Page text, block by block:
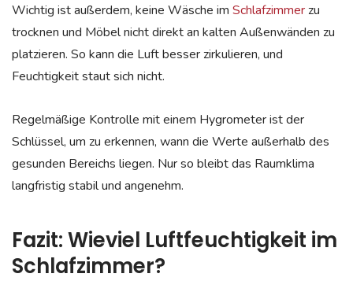
Wichtig ist außerdem, keine Wäsche im Schlafzimmerzu
trocknen und Möbel nicht direkt an kalten Außenwänden zu
platzieren. So kann die Luft besser zirkulieren, und
Feuchtigkeit staut sich nicht.
Regelmäßige Kontrolle mit einem Hygrometer ist der
Schlüssel, um zu erkennen, wann die Werte außerhalb des
gesunden Bereichs liegen. Nur so bleibt das Raumklima
langfristig stabil und angenehm.
Fazit: Wieviel Luftfeuchtigkeit im
Schlafzimmer?